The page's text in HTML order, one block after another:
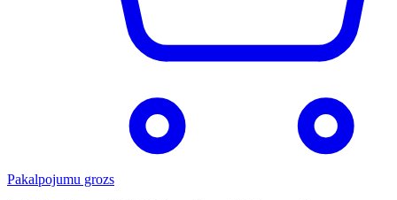
Pakalpojumu grozs